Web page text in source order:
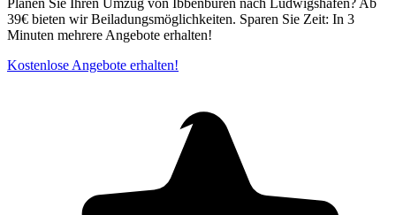
39€ bieten wir Beiladungsmöglichkeiten. Sparen Sie Zeit: In 3
Minuten mehrere Angebote erhalten!
Kostenlose Angebote erhalten!